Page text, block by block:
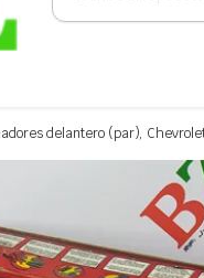
productos
delantero (par),